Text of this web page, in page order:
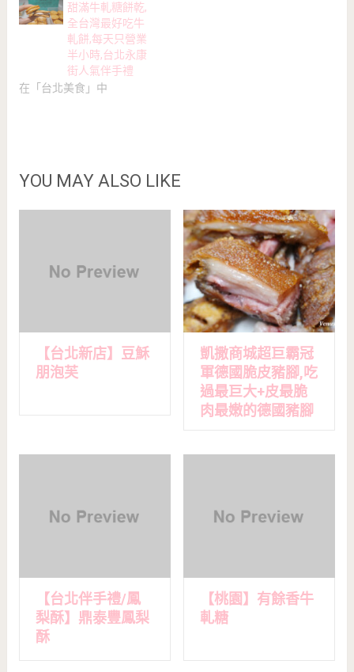
甜滿牛軋糖餅乾,
全台灣最好吃牛
軋餅,每天只營業
半小時,台北永康
街人氣伴手禮
在「台北美食」中
YOU MAY ALSO LIKE
【台北新店】豆穌
朋泡芙
凱撒商城超巨霸冠
軍德國脆皮豬腳,吃
過最巨大+皮最脆
肉最嫩的德國豬腳
【台北伴手禮/鳳
梨酥】鼎泰豐鳳梨
酥
【桃園】有餘香牛
軋糖